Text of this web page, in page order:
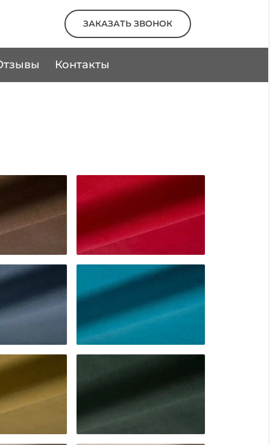
ЗАКАЗАТЬ ЗВОНОК
Контакты